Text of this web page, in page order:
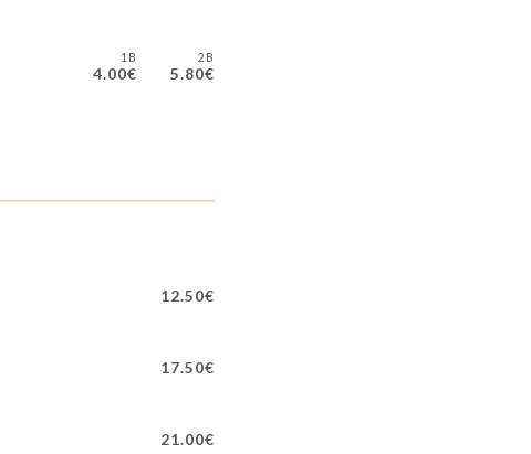
1B
4.00€
2B
5.80€
12.50€
17.50€
21.00€